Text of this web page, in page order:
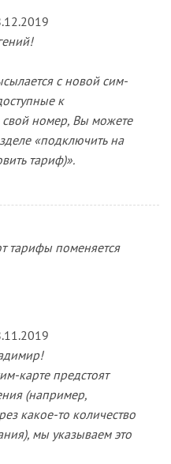
с новой сим-
к
номер, Вы можете
«подключить на
тариф)».
тарифы поменяется
карте предстоят
(например,
какое-то количество
мы указываем это